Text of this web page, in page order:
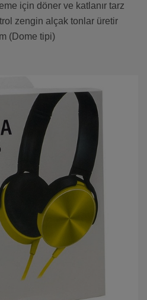
için döner ve katlanır tarz
zengin alçak tonlar üretir
(Dome tipi)